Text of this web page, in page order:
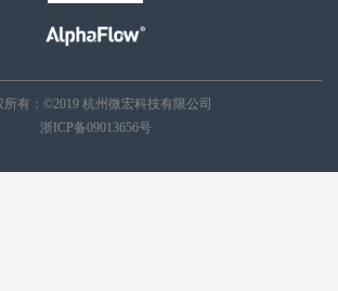
所有： ©2019 杭州微宏科技有限公司
浙ICP备09013656号